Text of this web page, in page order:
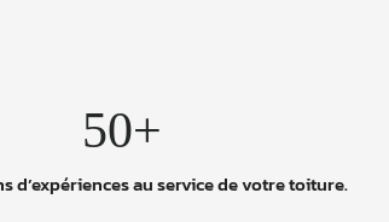
50+
d’expériences au service de votre toiture.